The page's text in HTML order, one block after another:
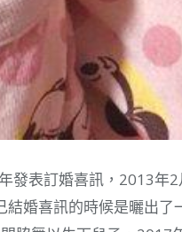
發表訂婚喜訊，2013年
結婚喜訊的時候是曬出了